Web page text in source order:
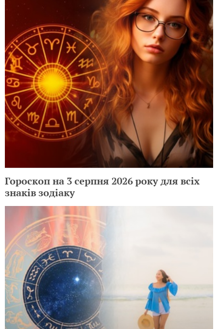
Гороскоп на 3 серпня 2026 року для всіх
знаків зодіаку